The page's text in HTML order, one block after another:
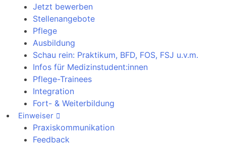
Jetzt bewerben
Stellenangebote
Pflege
Ausbildung
Schau rein: Praktikum, BFD, FOS, FSJ u.v.m.
Infos für Medizinstudent:innen
Pflege-Trainees
Integration
Fort- & Weiterbildung
Einweiser
Praxiskommunikation
Feedback